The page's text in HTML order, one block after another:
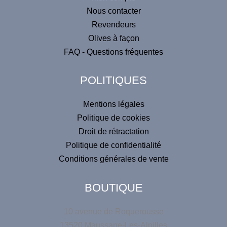
Nous contacter
Revendeurs
Olives à façon
FAQ - Questions fréquentes
POLITIQUES
Mentions légales
Politique de cookies
Droit de rétractation
Politique de confidentialité
Conditions générales de vente
BOUTIQUE
10 avenue de Roquerousse
13520 Maussane-Les-Alpilles